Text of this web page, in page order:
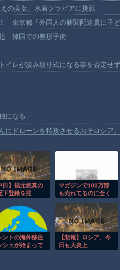
の美女、水着グラビアに挑戦
東京都「外国人の新聞配達員に子
韓国での整形手術
イレが汲み取り式になる事を否定せ
になる
にドローンを特攻させるおそロシア
」がAmazonでなんと全巻100円ｗ
落雷で選手1人が死亡、12人が負傷
るべきか。今はもう合葬墓ばかり
界突破ｗｗｗｗｗｗ
包丁男に発砲したシーンのモザ無し
しのゲンコラボ喫茶」をやらない理
日】福元悠真の
下登録を発
マガジンで100万部
も売れてるのに全く
のお漫画??
ントの海外移住
シュが始まって
【悲報】ロシア、今
日も大炎上